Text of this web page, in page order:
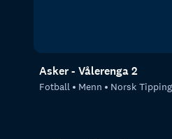
Asker - Vålerenga 2
Fotball Menn Norsk